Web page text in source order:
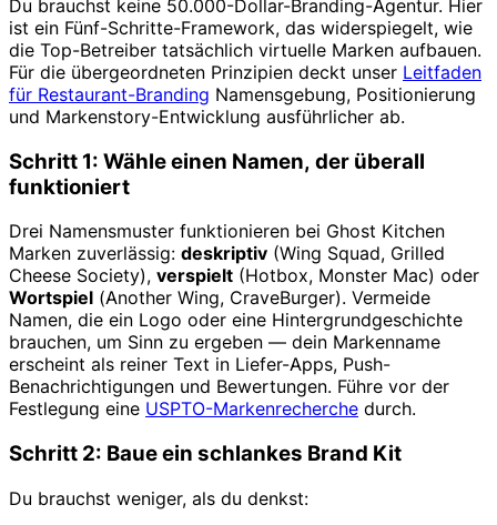
Du brauchst keine 50.000-Dollar-Branding-Agentur. Hier
ist ein Fünf-Schritte-Framework, das widerspiegelt, wie
die Top-Betreiber tatsächlich virtuelle Marken aufbauen.
Für die übergeordneten Prinzipien deckt unser Leitfaden
für Restaurant-Branding Namensgebung, Positionierung
und Markenstory-Entwicklung ausführlicher ab.
Schritt 1: Wähle einen Namen, der überall
funktioniert
Drei Namensmuster funktionieren bei Ghost Kitchen
Marken zuverlässig: deskriptiv (Wing Squad, Grilled
Cheese Society), verspielt (Hotbox, Monster Mac) oder
Wortspiel (Another Wing, CraveBurger). Vermeide
Namen, die ein Logo oder eine Hintergrundgeschichte
brauchen, um Sinn zu ergeben — dein Markenname
erscheint als reiner Text in Liefer-Apps, Push-
Benachrichtigungen und Bewertungen. Führe vor der
Festlegung eine USPTO-Markenrecherche durch.
Schritt 2: Baue ein schlankes Brand Kit
Du brauchst weniger, als du denkst: